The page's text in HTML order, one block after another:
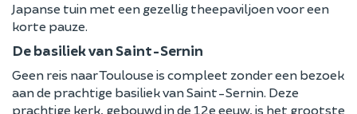
Japanse tuin met een gezellig theepaviljoen voor een
korte pauze.
De basiliek van Saint-Sernin
Geen reis naar Toulouse is compleet zonder een bezoek
aan de prachtige basiliek van Saint-Sernin. Deze
prachtige kerk, gebouwd in de 12e eeuw, is het grootste